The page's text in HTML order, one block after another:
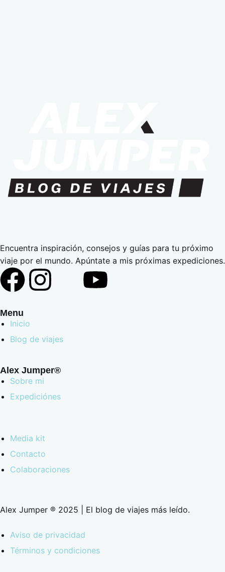
Encuentra inspiración, consejos y guías para tu próximo
viaje por el mundo. Apúntate a mis próximas expediciones.
Menu
Inicio
Blog de viajes
Alex Jumper®
Sobre mi
Expediciónes
Media kit
Contacto
Colaboraciones
Alex Jumper ® 2025 | El blog de viajes más leído.
Aviso de privacidad
Términos y condiciones